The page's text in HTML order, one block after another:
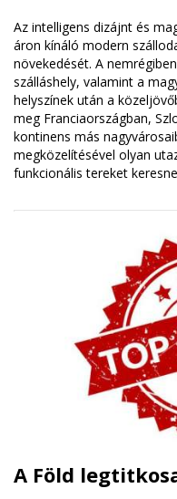
Az intelligens dizájnt és
áron kínáló modern
növekedését. A
szálláshely, valamint a
helyszínek után a
meg Franciaországban,
kontinens más
megközelítésével olyan
funkcionális tereket
A Föld